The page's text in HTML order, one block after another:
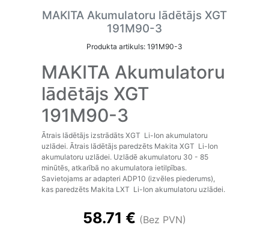
MAKITA Akumulatoru lādētājs XGT
191M90-3
Produkta artikuls: 191M90-3
MAKITA Akumulatoru
lādētājs XGT
191M90-3
Ātrais lādētājs izstrādāts XGT Li-Ion akumulatoru
uzlādei. Ātrais lādētājs paredzēts Makita XGT Li-Ion
akumulatoru uzlādei. Uzlādē akumulatoru 30 - 85
minūtēs, atkarībā no akumulatora ietilpības.
Savietojams ar adapteri ADP10 (izvēles piederums),
kas paredzēts Makita LXT Li-Ion akumulatoru uzlādei.
58.71 € (Bez PVN)